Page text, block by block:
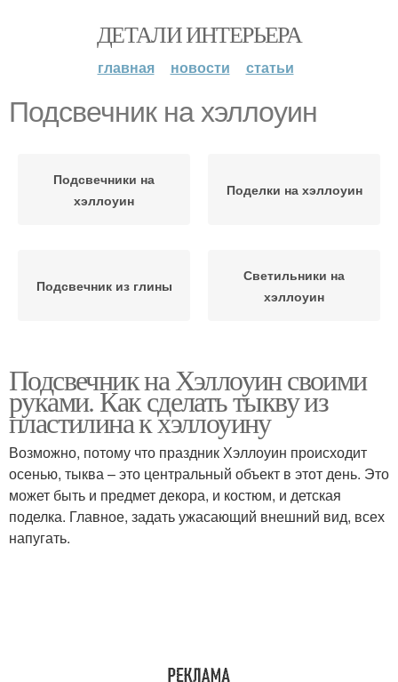
ДЕТАЛИ ИНТЕРЬЕРА
главная новости статьи
Подсвечник на хэллоуин
Подсвечники на
хэллоуин
Поделки на хэллоуин
Подсвечник из глины
Светильники на
хэллоуин
Подсвечник на Хэллоуин своими
руками. Как сделать тыкву из
пластилина к хэллоуину
Возможно, потому что праздник Хэллоуин происходит
осенью, тыква – это центральный объект в этот день. Это
может быть и предмет декора, и костюм, и детская
поделка. Главное, задать ужасающий внешний вид, всех
напугать.